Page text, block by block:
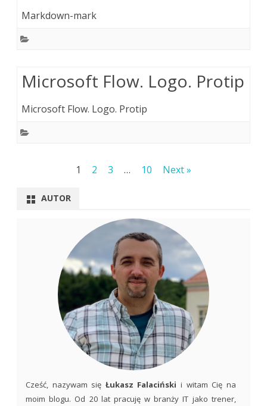
Markdown-mark
Microsoft Flow. Logo. Protip
Microsoft Flow. Logo. Protip
Stronicowanie1 2 3 … 10 Next »
AUTOR
Cześć, nazywam się Łukasz Falaciński i witam Cię na
moim blogu. Od 20 lat pracuję w branży IT jako trener,